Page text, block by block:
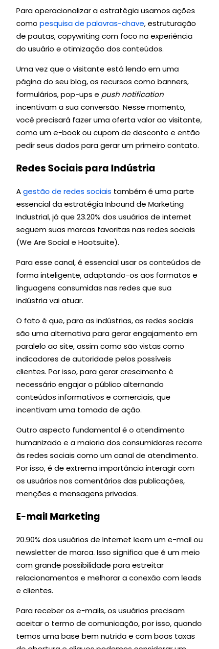
Para operacionalizar a estratégia usamos ações
como pesquisa de palavras-chave, estruturação
de pautas, copywriting com foco na experiência
do usuário e otimização dos conteúdos.
Uma vez que o visitante está lendo em uma
página do seu blog, os recursos como banners,
formulários, pop-ups e push notification
incentivam a sua conversão. Nesse momento,
você precisará fazer uma oferta valor ao visitante,
como um e-book ou cupom de desconto e então
pedir seus dados para gerar um primeiro contato.
Redes Sociais para Indústria
Agestão de redes sociais também é uma parte
essencial da estratégia Inbound de Marketing
Industrial, já que 23.20% dos usuários de internet
seguem suas marcas favoritas nas redes sociais
(We Are Social e Hootsuite).
Para esse canal, é essencial usar os conteúdos de
forma inteligente, adaptando-os aos formatos e
linguagens consumidas nas redes que sua
indústria vai atuar.
O fato é que, para as indústrias, as redes sociais
são uma alternativa para gerar engajamento em
paralelo ao site, assim como são vistas como
indicadores de autoridade pelos possíveis
clientes. Por isso, para gerar crescimento é
necessário engajar o público alternando
conteúdos informativos e comerciais, que
incentivam uma tomada de ação.
Outro aspecto fundamental é o atendimento
humanizado e a maioria dos consumidores recorre
às redes sociais como um canal de atendimento.
Por isso, é de extrema importância interagir com
os usuários nos comentários das publicações,
menções e mensagens privadas.
E-mail Marketing
20.90% dos usuários de Internet leem um e-mail ou
newsletter de marca. Isso significa que é um meio
com grande possibilidade para estreitar
relacionamentos e melhorar a conexão com leads
e clientes.
Para receber os e-mails, os usuários precisam
aceitar o termo de comunicação, por isso, quando
temos uma base bem nutrida e com boas taxas